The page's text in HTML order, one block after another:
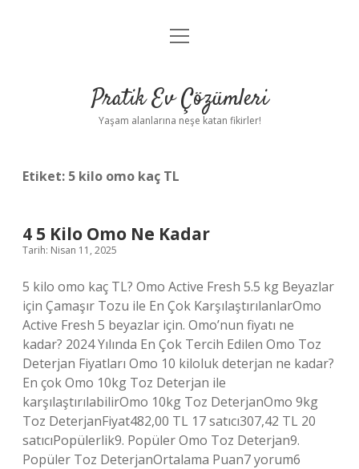
Anasayfa
Yasal Uyarı
menüyü
Pratik Ev Çözümleri
Yaşam alanlarına neşe katan fikirler!
Etiket: 5 kilo omo kaç TL
4 5 Kilo Omo Ne Kadar
Tarih: Nisan 11, 2025
5 kilo omo kaç TL? Omo Active Fresh 5.5 kg Beyazlar
için Çamaşır Tozu ile En Çok KarşılaştırılanlarOmo
Active Fresh 5 beyazlar için. Omo’nun fiyatı ne
kadar? 2024 Yılında En Çok Tercih Edilen Omo Toz
Deterjan Fiyatları Omo 10 kiloluk deterjan ne kadar?
En çok Omo 10kg Toz Deterjan ile
karşılaştırılabilirOmo 10kg Toz DeterjanOmo 9kg
Toz DeterjanFiyat482,00 TL 17 satıcı307,42 TL 20
satıcıPopülerlik9. Popüler Omo Toz Deterjan9.
Popüler Toz DeterjanOrtalama Puan7 yorum6